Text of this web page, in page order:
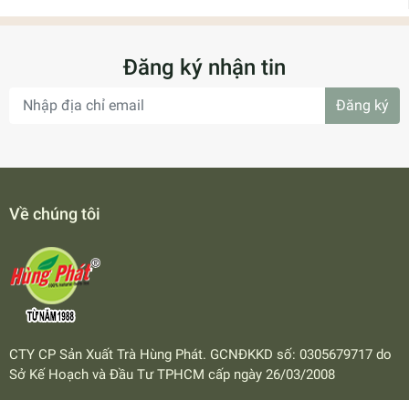
Đăng ký nhận tin
Đăng ký
Về chúng tôi
CTY CP Sản Xuất Trà Hùng Phát. GCNĐKKD số: 0305679717 do
Sở Kế Hoạch và Đầu Tư TPHCM cấp ngày 26/03/2008